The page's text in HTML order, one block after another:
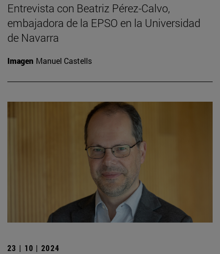
Entrevista con Beatriz Pérez-Calvo,
embajadora de la EPSO en la Universidad
de Navarra
Imagen Manuel Castells
23 | 10 | 2024